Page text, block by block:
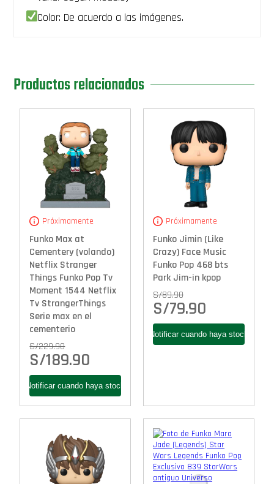
Color: De acuerdo a las imágenes.
Productos relacionados
Próximamente
Funko Max at
Cementery (volando)
Netflix Stranger
Things Funko Pop Tv
Moment 1544 Netflix
Tv StrangerThings
Serie max en el
cementerio
S/229.90
S/189.90
Próximamente
Funko Jimin (Like
Crazy) Face Music
Funko Pop 468 bts
Park Jim-in kpop
S/89.90
S/79.90